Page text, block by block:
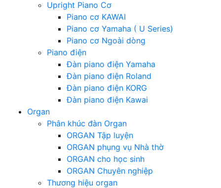
Upright Piano Cơ
Piano cơ KAWAI
Piano cơ Yamaha ( U Series)
Piano cơ Ngoài dòng
Piano điện
Đàn piano điện Yamaha
Đàn piano điện Roland
Đàn piano điện KORG
Đàn piano điện Kawai
Organ
Phân khúc đàn Organ
ORGAN Tập luyện
ORGAN phụng vụ Nhà thờ
ORGAN cho học sinh
ORGAN Chuyên nghiệp
Thương hiệu organ